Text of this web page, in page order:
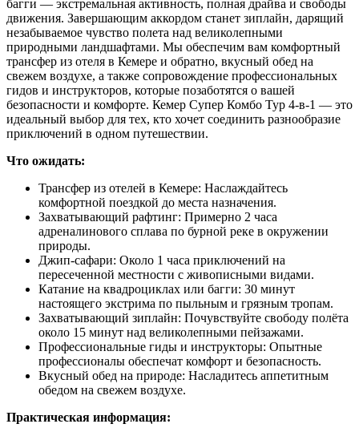
багги — экстремальная активность, полная драйва и свободы
движения. Завершающим аккордом станет зиплайн, дарящий
незабываемое чувство полета над великолепными
природными ландшафтами. Мы обеспечим вам комфортный
трансфер из отеля в Кемере и обратно, вкусный обед на
свежем воздухе, а также сопровождение профессиональных
гидов и инструкторов, которые позаботятся о вашей
безопасности и комфорте. Кемер Супер Комбо Тур 4-в-1 — это
идеальный выбор для тех, кто хочет соединить разнообразие
приключений в одном путешествии.
Что ожидать:
Трансфер из отелей в Кемере: Наслаждайтесь
комфортной поездкой до места назначения.
Захватывающий рафтинг: Примерно 2 часа
адреналинового сплава по бурной реке в окружении
природы.
Джип-сафари: Около 1 часа приключений на
пересеченной местности с живописными видами.
Катание на квадроциклах или багги: 30 минут
настоящего экстрима по пыльным и грязным тропам.
Захватывающий зиплайн: Почувствуйте свободу полёта
около 15 минут над великолепными пейзажами.
Профессиональные гиды и инструкторы: Опытные
профессионалы обеспечат комфорт и безопасность.
Вкусный обед на природе: Насладитесь аппетитным
обедом на свежем воздухе.
Практическая информация: